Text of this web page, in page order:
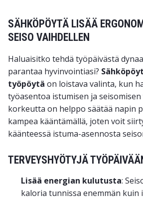
SÄHKÖPÖYTÄ LISÄÄ
SEISO VAIHDELLEN
Haluaisitko tehdä työpäivästä
parantaa hyvinvointiasi?
työpöytä on loistava valinta, kun
työasentoa istumisen ja seisomisen
korkeutta on helppo säätää napin
kampea kääntämällä, joten voit
käänteessä istuma-asennosta
TERVEYSHYÖTYJÄ
Lisää energian kulutusta:
kaloria tunnissa enemmän kuin